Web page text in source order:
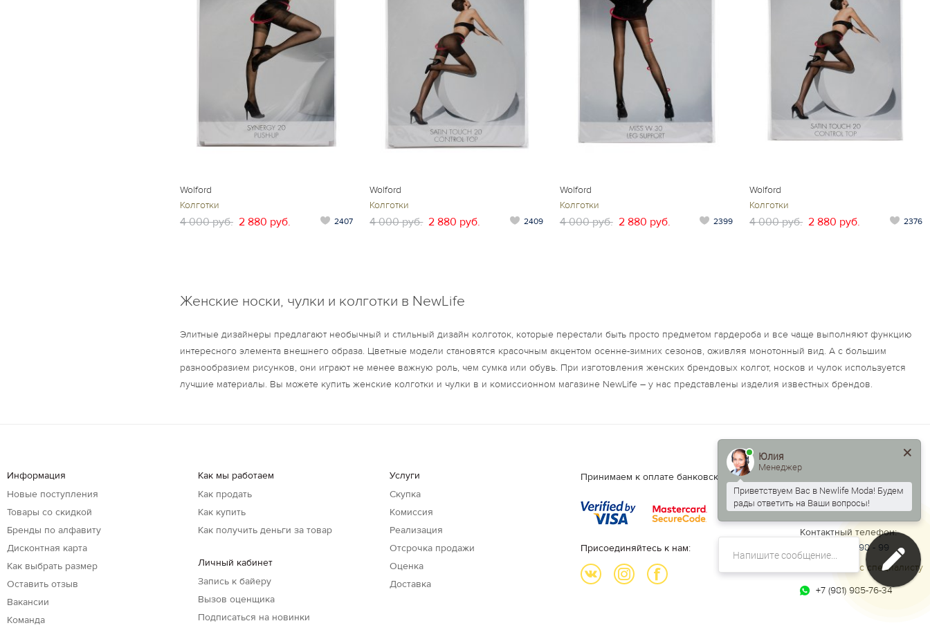
Wolford
Колготки
4 000 руб. 2 880 руб. 2407
Wolford
Колготки
4 000 руб. 2 880 руб. 2409
Wolford
Колготки
4 000 руб. 2 880 руб. 2399
Wolford
Колготки
4 000 руб. 2 880 руб. 2376
Женские носки, чулки и колготки в NewLife
Элитные дизайнеры предлагают необычный и стильный дизайн колготок, которые перестали быть просто предметом гардероба и все чаще выполняют функцию
интересного элемента внешнего образа. Цветные модели становятся красочным акцентом осенне-зимних сезонов, оживляя монотонный вид. А с большим
разнообразием рисунков, они играют не менее важную роль, чем сумка или обувь. При изготовления женских брендовых колгот, носков и чулок используется
лучшие материалы. Вы можете купить женские колготки и чулки в и комиссионном магазине NewLife – у нас представлены изделия известных брендов.
Информация
Новые поступления
Товары со скидкой
Бренды по алфавиту
Дисконтная карта
Как выбрать размер
Оставить отзыв
Вакансии
Команда
Как мы работаем
Как продать
Как купить
Как получить деньги за товар
Личный кабинет
Запись к байеру
Вызов оценщика
Подписаться на новинки
Услуги
Скупка
Комиссия
Реализация
Отсрочка продажи
Оценка
Доставка
Принимаем к оплате банковские карты.
Присоединяйтесь к нам:
Написать нам:
info@newlife.moda
Контактный телефон:
+7 (812) 640 - 98 - 99
Задать вопрос специалисту
+7 (981) 985-76-34
Юлия
Менеджер
Приветствуем Вас в Newlife Moda! Будем
рады ответить на Ваши вопросы!